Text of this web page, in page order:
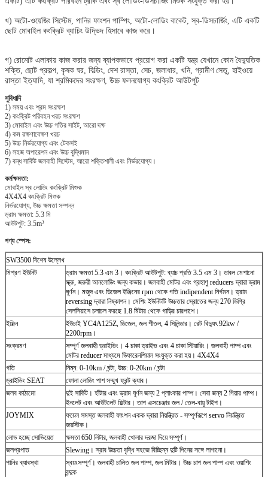
খ) অটো-ওয়েজিং সিস্টেম, পানির ফাংশন পাম্পিং, অটো-লোডিং বাকেট, স্ব-ডিসচার্জিং, এটি একটি
ছোট মোবাইল কংক্রিট ব্যাচিং উদ্ভিদ হিসাবে কাজ করে।
গ) রোমোট এলাকায় কাজ করার জন্য ব্যাপকভাবে প্রয়োগ করা একটি যন্ত্র যেখানে কোন বৈদ্যুতিক
শক্তি, ছোট প্রকল্প, কৃষক ঘর, বিল্ডিং, দেশ রাস্তা, সেচ, জলাধার, খনি, গ্রামীণ সেতু, হাইওয়ে
রাস্তা ইত্যাদি, যা শ্রমিকদের সংরক্ষণ, উচ্চ ফলনযোগ্য কংক্রিট আউটপুট
সুবিধাদি
1) সময় এবং শ্রম সংরক্ষণ
2) কংক্রিট পরিবহন খরচ সংরক্ষণ
3) মোবাইল এবং উচ্চ গতির সাইট, আরো দক্ষ
4) কম রক্ষণাবেক্ষণ খরচ
5) উচ্চ নির্ভরযোগ্য এবং টেকসই
6) সহজ অপারেশন এবং উচ্চ বুদ্ধিমান
7) বন্ধ সার্কিট জলবাহী সিস্টেম, আরো শক্তিশালী এবং নির্ভরযোগ্য।
কর্মক্ষমতা:
মোবাইল স্ব লোডিং কংক্রিট মিশুক
4X4X4 কংক্রিট মিশুক
নির্ভরযোগ্য, উচ্চ ক্ষমতা সম্পন্ন
ড্রাম ক্ষমতা: 5.3 মি
আউটপুট: 3.5m³
পণ্য স্পেস:
SW3500 বিশেষ উল্লেখ
মিশ্রণ ইউনিট
ড্রাম ক্ষমতা 5.3 এম 3। কংক্রিট আউটপুট: ব্যাচ প্রতি 3.5 এম 3। ডাবল মেশানো
স্ক্রু, জরুরী আনলোডিং জন্য কভার। জলবাহী মোটর এবং গ্রহাণু reducers দ্বারা ড্রাম
ঘূর্ণন। মজুদ এবং ডিজেল ইঞ্জিনের rpm থেকে গতি indipendent নির্গমন। ড্রাম
reversing দ্বারা নিষ্কাশন। মেশিং ইউনিটটি উচ্চতার স্রোতের জন্য 270 ডিগ্রি
সেলসিয়াসে চলাচল করছে 1.8 মিটার থেকে গাড়ির চারপাশে।
ইঞ্জিন
ইউচাই YC4A125Z, ডিজেল, জল শীতল, 4 সিলিন্ডার। রেট বিদ্যুৎ 92kw /
2200rpm।
সংক্রমণ
সম্পূর্ণ জলবাহী ড্রাইভিং। 4 চাকা ড্রাইভ এবং 4 চাকা স্টিয়ারিং। জলবাহী পাম্প এবং
মোটর reducer মাধ্যমে ডিফারেনশিয়াল সংযুক্ত করা হয়। 4X4X4
গতি
নিম্ন: 0-10km / ঘন্টা, উচ্চ: 0-20km / ঘন্টা
ড্রাইভিং SEAT
ফোলা লোডিং পাশ সম্মুখ ফ্রন্ট ক্যাব।
জলব কাঠামো
দুই সার্কিট। হাঁটার এবং ড্রাম ঘূর্ণন জন্য 2 প্লাংকার পাম্প। সেবা জন্য 2 গিয়ার পাম্প।
ইনলেট এবং আউটলেট ফিল্টার। তাপ এক্সচেঞ্জার জল / তেল-বায়ু টাইপ।
JOYMIX
ফয়েল সমস্ত জলবাহী ফাংশন একক দ্বারা নিয়ন্ত্রিত - সম্পূর্ণরূপে servo নিয়ন্ত্রিত
জয়স্টিক।
লোড হচ্ছে সোভিয়েত
ক্ষমতা 650 লিটার, জলবাহী খোলার দরজা দিয়ে সম্পূর্ণ।
জলপ্রপাত
Slewing। স্রাব উচ্চতা বৃদ্ধি সহজে বিচ্ছিন্ন দুটি পিনের সঙ্গে লাগানো।
পানির ব্যাবস্থা
স্বয়ংসম্পূর্ণ। জলবাহী চালিত জল পাম্প, জল মিটার। উচ্চ চাপ জল পাম্প এবং ওয়াশিং
বন্দুক